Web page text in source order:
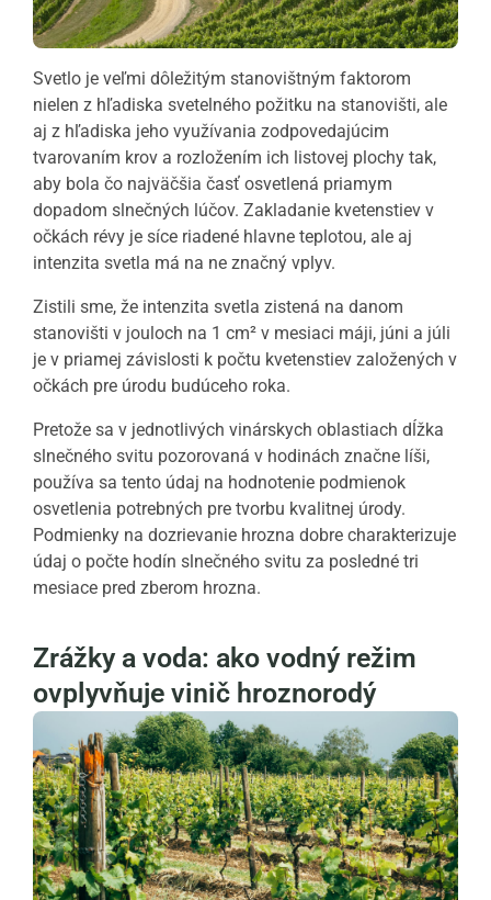
Svetlo je veľmi dôležitým stanovištným faktorom
nielen z hľadiska svetelného požitku na stanovišti, ale
aj z hľadiska jeho využívania zodpovedajúcim
tvarovaním krov a rozložením ich listovej plochy tak,
aby bola čo najväčšia časť osvetlená priamym
dopadom slnečných lúčov. Zakladanie kvetenstiev v
očkách révy je síce riadené hlavne teplotou, ale aj
intenzita svetla má na ne značný vplyv.
Zistili sme, že intenzita svetla zistená na danom
stanovišti v jouloch na 1 cm² v mesiaci máji, júni a júli
je v priamej závislosti k počtu kvetenstiev založených v
očkách pre úrodu budúceho roka.
Pretože sa v jednotlivých vinárskych oblastiach dĺžka
slnečného svitu pozorovaná v hodinách značne líši,
používa sa tento údaj na hodnotenie podmienok
osvetlenia potrebných pre tvorbu kvalitnej úrody.
Podmienky na dozrievanie hrozna dobre charakterizuje
údaj o počte hodín slnečného svitu za posledné tri
mesiace pred zberom hrozna.
Zrážky a voda: ako vodný režim
ovplyvňuje vinič hroznorodý